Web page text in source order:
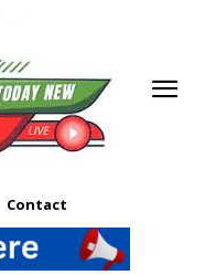
Contact